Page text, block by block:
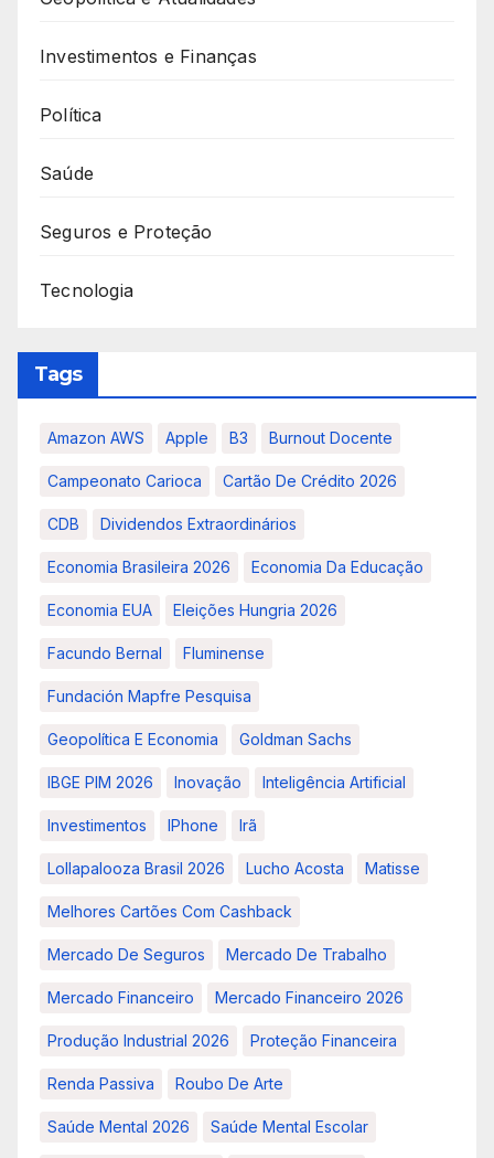
Investimentos e Finanças
Política
Saúde
Seguros e Proteção
Tecnologia
Tags
Amazon AWS Apple B3 Burnout Docente
Campeonato Carioca Cartão De Crédito 2026
CDB Dividendos Extraordinários
Economia Brasileira 2026 Economia Da Educação
Economia EUA Eleições Hungria 2026
Facundo Bernal Fluminense
Fundación Mapfre Pesquisa
Geopolítica E Economia Goldman Sachs
IBGE PIM 2026 Inovação Inteligência Artificial
Investimentos IPhone Irã
Lollapalooza Brasil 2026 Lucho Acosta Matisse
Melhores Cartões Com Cashback
Mercado De Seguros Mercado De Trabalho
Mercado Financeiro Mercado Financeiro 2026
Produção Industrial 2026 Proteção Financeira
Renda Passiva Roubo De Arte
Saúde Mental 2026 Saúde Mental Escolar